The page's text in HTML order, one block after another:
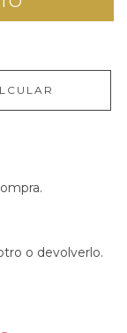
o devolverlo.